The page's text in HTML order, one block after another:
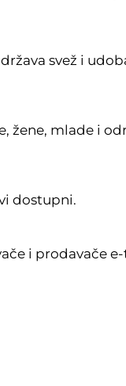
svež i
žene, mlade i
dostupni.
i prodavače